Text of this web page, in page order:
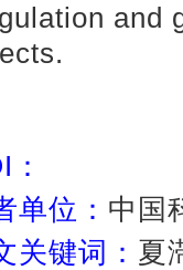
and
单位： 中国
关键词： 夏